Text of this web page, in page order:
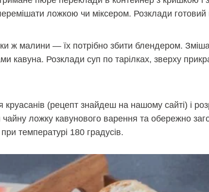
ложкою чи міксером. Розклади
ж малини — їх потрібно збити блендером.
кавуна. Розклади суп по тарілках, зверху
круасанів (рецепт знайдеш на нашому сайті) і
ложку кавунового варення та обережно
температурі 180 градусів.